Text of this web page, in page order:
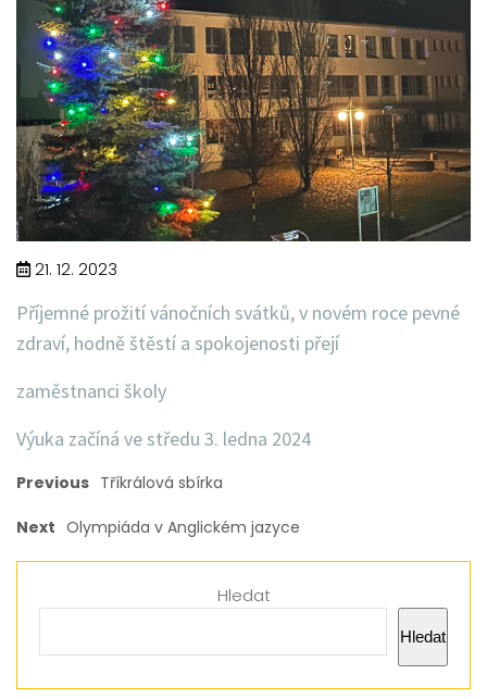
21. 12. 2023
Příjemné prožití vánočních svátků, v novém roce pevné
zdraví, hodně štěstí a spokojenosti přejí
zaměstnanci školy
Výuka začíná ve středu 3. ledna 2024
Previous Tříkrálová sbírka
Next Olympiáda v Anglickém jazyce
Hledat
Hledat